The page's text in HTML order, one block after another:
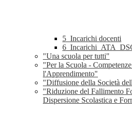
5_Incarichi docenti
"Una scuola per tutti"
"Per la Scuola -
l'Apprendimento"
"Diffusione della Società
"Riduzione del Fallimento
Dispersione Scolastica e